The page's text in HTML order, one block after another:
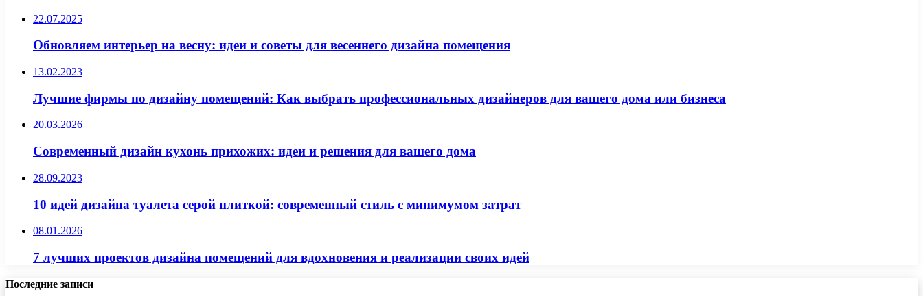
22.07.2025
Обновляем интерьер на весну: идеи и советы для весеннего дизайна помещения
13.02.2023
Лучшие фирмы по дизайну помещений: Как выбрать профессиональных дизайнеров для вашего дома или бизнеса
20.03.2026
Современный дизайн кухонь прихожих: идеи и решения для вашего дома
28.09.2023
10 идей дизайна туалета серой плиткой: современный стиль с минимумом затрат
08.01.2026
7 лучших проектов дизайна помещений для вдохновения и реализации своих идей
Последние записи